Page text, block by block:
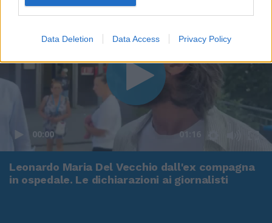
Data Deletion Data Access Privacy Policy
00:00 01:16
Leonardo Maria Del Vecchio dall'ex compagna
in ospedale. Le dichiarazioni ai giornalisti